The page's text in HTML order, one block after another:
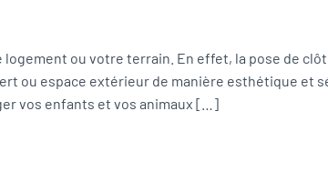
ou votre terrain. En effet, la pose de
ou espace extérieur de manière esthétique et
vos enfants et vos animaux […]